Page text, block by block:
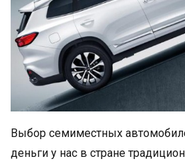
Выбор семиместных
деньги у нас в стране